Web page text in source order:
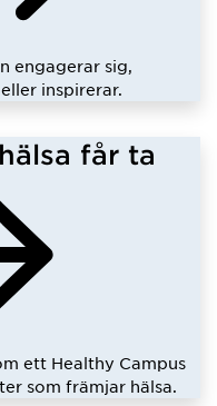
engagerar sig,
inspirerar.
får ta
ett Healthy Campus
som främjar hälsa.